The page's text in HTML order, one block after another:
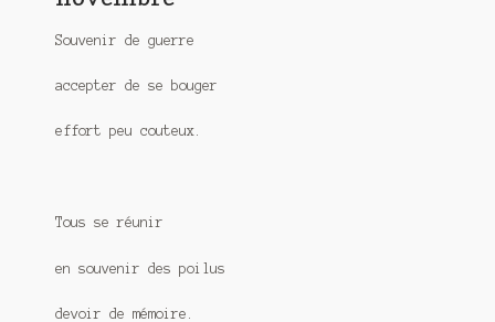
Mon admirateur de l’avent
Mon Compte
Panier
Souvenir de guerre
accepter de se bouger
effort peu couteux.
Tous se réunir
en souvenir des poilus
devoir de mémoire.